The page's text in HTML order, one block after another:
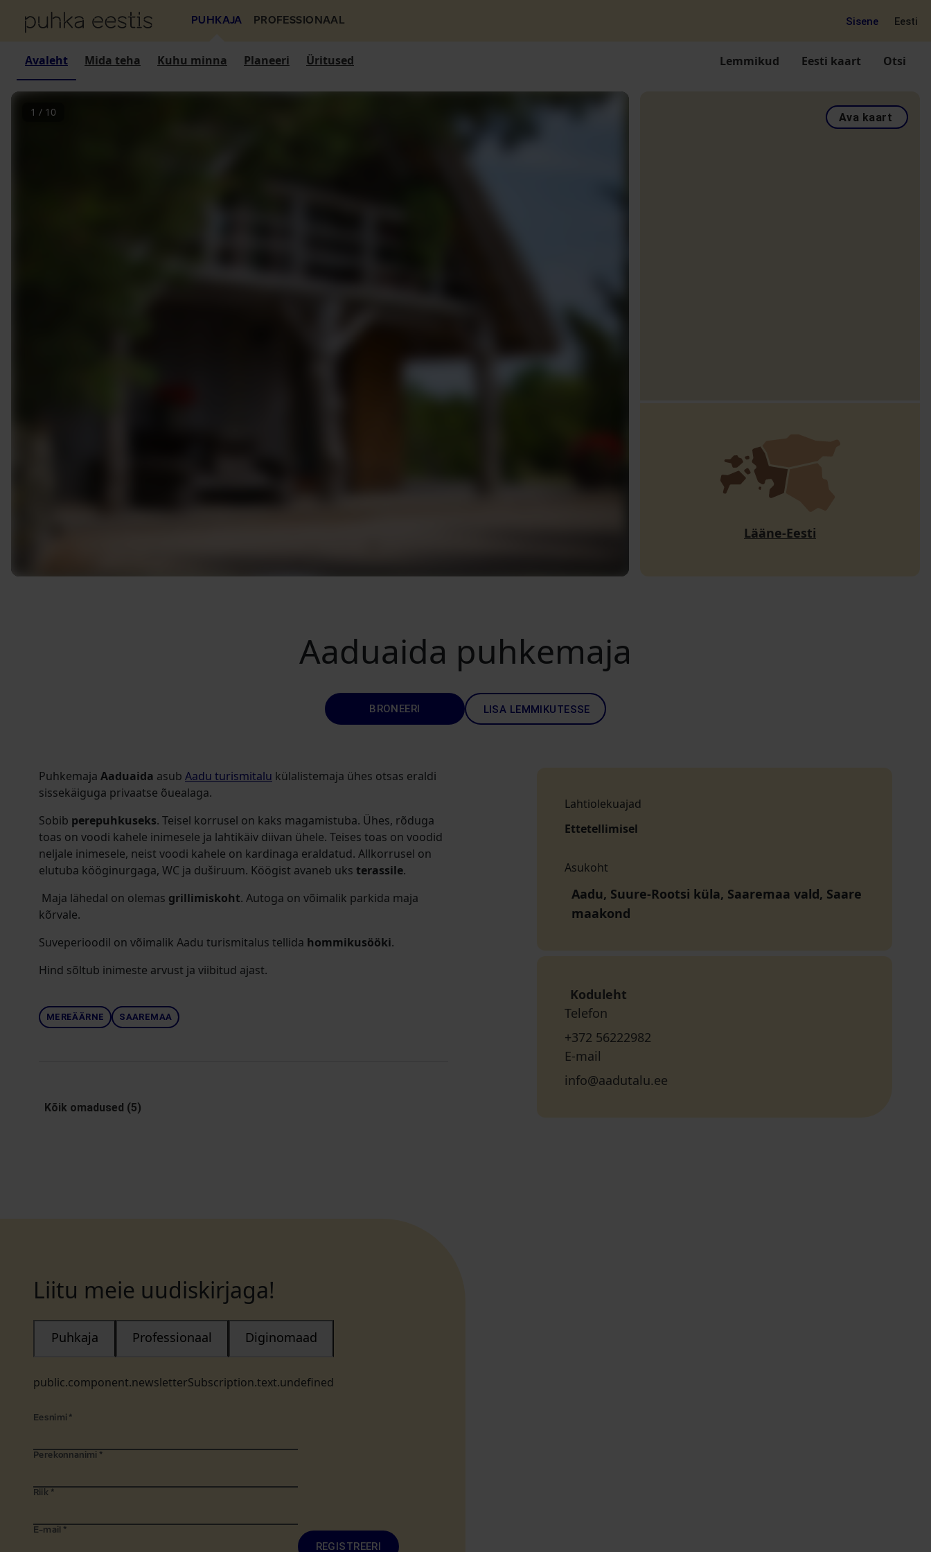
PUHKAJA PROFESSIONAAL Sisene Eesti
Avaleht Mida teha Kuhu minna Planeeri Üritused Lemmikud Eesti kaart Otsi
1 / 10 Ava kaart
Lääne-Eesti
Aaduaida puhkemaja
BRONEERI LISA LEMMIKUTESSE
Puhkemaja Aaduaida asub Aadu turismitalu külalistemaja ühes otsas eraldi
sissekäiguga privaatse õuealaga.
Sobib perepuhkuseks. Teisel korrusel on kaks magamistuba. Ühes, rõduga
toas on voodi kahele inimesele ja lahtikäiv diivan ühele. Teises toas on voodid
neljale inimesele, neist voodi kahele on kardinaga eraldatud. Allkorrusel on
elutuba kööginurgaga, WC ja duširuum. Köögist avaneb uks terassile.
Maja lähedal on olemas grillimiskoht. Autoga on võimalik parkida maja
kõrvale.
Suveperioodil on võimalik Aadu turismitalus tellida hommikusööki.
Hind sõltub inimeste arvust ja viibitud ajast.
MEREÄÄRNE SAAREMAA
Kõik omadused (5)
Lahtiolekuajad
Ettetellimisel
Asukoht
Aadu, Suure-Rootsi küla, Saaremaa vald, Saare
maakond
Koduleht
Telefon
+372 56222982
E-mail
info@aadutalu.ee
Liitu meie uudiskirjaga!
public.component.newsletterSubscription.text.undefined
Puhkaja Professionaal Diginomaad
Eesnimi *
Perekonnanimi *
Riik *
E-mail *
REGISTREERI